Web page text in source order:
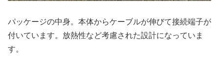
パッケージの中身。本体からケーブルが伸びて接続端子が
付いています。放熱性など考慮された設計になっていま
す。